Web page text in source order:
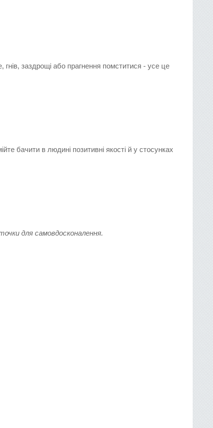
заздрощі або прагнення помститися - усе це
бачити в людині позитивні якості й у стосунках
для самовдосконалення.